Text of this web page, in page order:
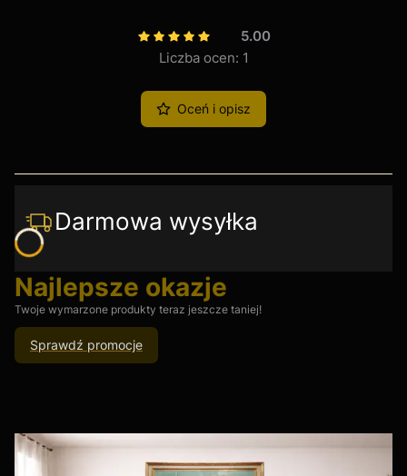
5.00
Liczba ocen: 1
Oceń i opisz
Darmowa wysyłka
Najlepsze okazje
Twoje wymarzone produkty teraz jeszcze taniej!
Sprawdź promocje